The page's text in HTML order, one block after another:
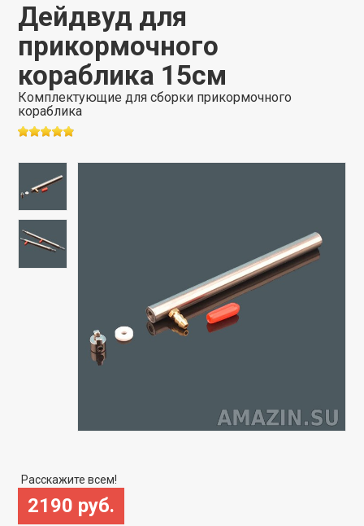
Дейдвуд для
прикормочного
кораблика 15см
Комплектующие для сборки прикормочного
кораблика
Расскажите всем!
2190 руб.